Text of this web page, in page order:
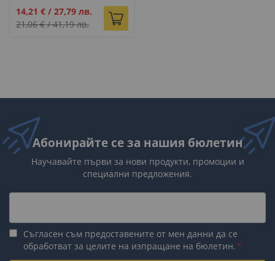
Промо
цена
14,21 € / 27,79 лв.
21,06 €/41,19 лв.
Абонирайте се за нашия бюлетин
Научавайте първи за нови продукти, промоции и
специални предложения.
Съгласен съм предоставените от мен данни да се
обработват за целите на изпращане на бюлетин.